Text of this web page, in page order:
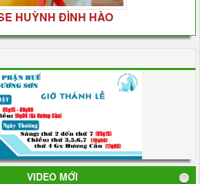
HUỲNH ĐÌNH HÀO
VIDEO MỚI